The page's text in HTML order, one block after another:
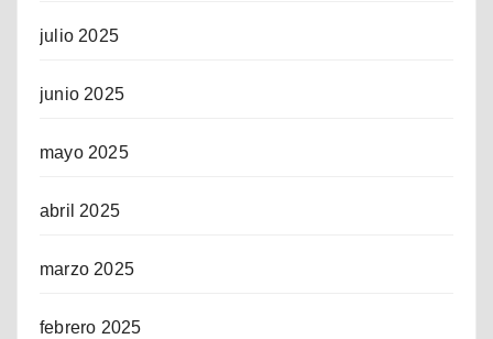
julio 2025
junio 2025
mayo 2025
abril 2025
marzo 2025
febrero 2025